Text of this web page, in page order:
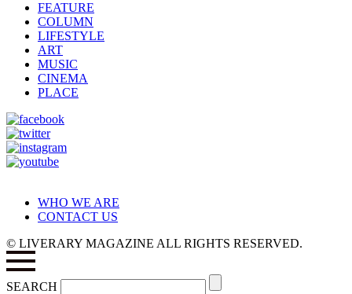
FEATURE
COLUMN
LIFESTYLE
ART
MUSIC
CINEMA
PLACE
WHO WE ARE
CONTACT US
© LIVERARY MAGAZINE ALL RIGHTS RESERVED.
SEARCH